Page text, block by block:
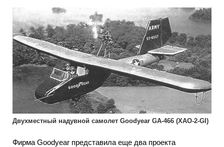
Двухместный надувной самолет Goodyear GA-466 (XAO-2-GI)
Фирма Goodyear представила еще два проекта